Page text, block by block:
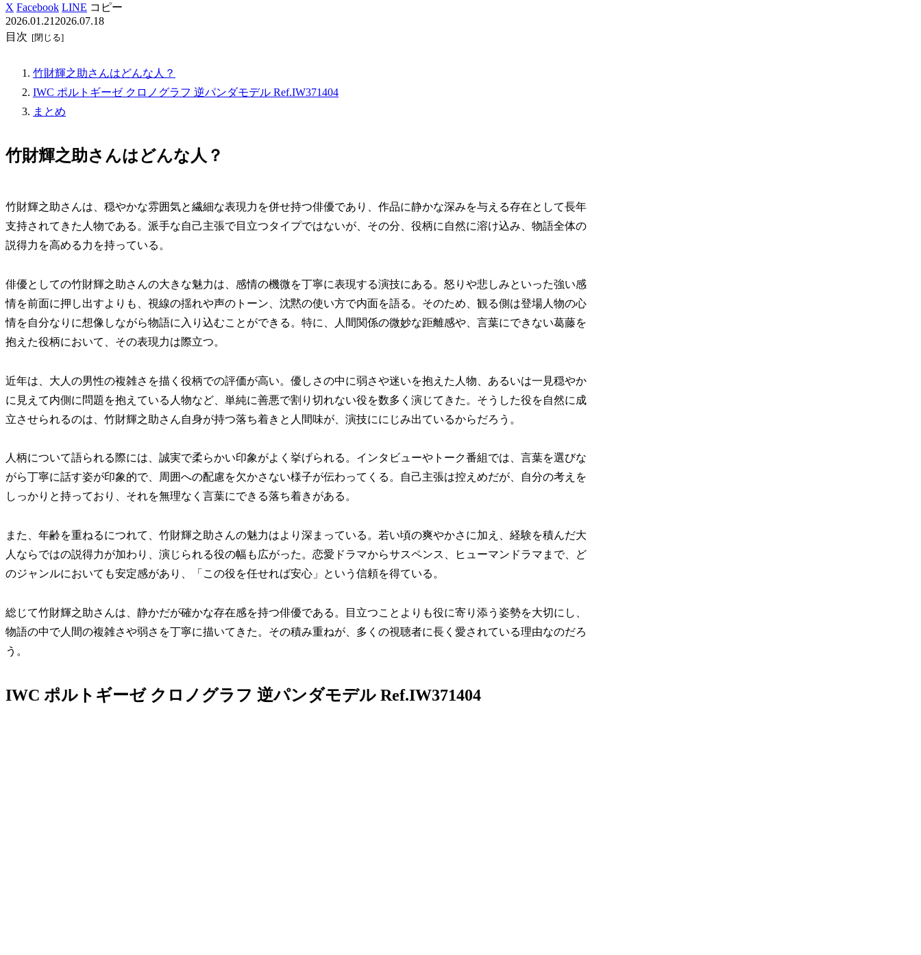
X Facebook LINE コピー
2026.01.21 2026.07.18
目次
竹財輝之助さんはどんな人？
IWC ポルトギーゼ クロノグラフ 逆パンダモデル Ref.IW371404
まとめ
竹財輝之助さんはどんな人？
竹財輝之助さんは、穏やかな雰囲気と繊細な表現力を併せ持つ俳優であり、作品に静かな深みを与える存在として長年
支持されてきた人物である。派手な自己主張で目立つタイプではないが、その分、役柄に自然に溶け込み、物語全体の
説得力を高める力を持っている。
俳優としての竹財輝之助さんの大きな魅力は、感情の機微を丁寧に表現する演技にある。怒りや悲しみといった強い感
情を前面に押し出すよりも、視線の揺れや声のトーン、沈黙の使い方で内面を語る。そのため、観る側は登場人物の心
情を自分なりに想像しながら物語に入り込むことができる。特に、人間関係の微妙な距離感や、言葉にできない葛藤を
抱えた役柄において、その表現力は際立つ。
近年は、大人の男性の複雑さを描く役柄での評価が高い。優しさの中に弱さや迷いを抱えた人物、あるいは一見穏やか
に見えて内側に問題を抱えている人物など、単純に善悪で割り切れない役を数多く演じてきた。そうした役を自然に成
立させられるのは、竹財輝之助さん自身が持つ落ち着きと人間味が、演技ににじみ出ているからだろう。
人柄について語られる際には、誠実で柔らかい印象がよく挙げられる。インタビューやトーク番組では、言葉を選びな
がら丁寧に話す姿が印象的で、周囲への配慮を欠かさない様子が伝わってくる。自己主張は控えめだが、自分の考えを
しっかりと持っており、それを無理なく言葉にできる落ち着きがある。
また、年齢を重ねるにつれて、竹財輝之助さんの魅力はより深まっている。若い頃の爽やかさに加え、経験を積んだ大
人ならではの説得力が加わり、演じられる役の幅も広がった。恋愛ドラマからサスペンス、ヒューマンドラマまで、ど
のジャンルにおいても安定感があり、「この役を任せれば安心」という信頼を得ている。
総じて竹財輝之助さんは、静かだが確かな存在感を持つ俳優である。目立つことよりも役に寄り添う姿勢を大切にし、
物語の中で人間の複雑さや弱さを丁寧に描いてきた。その積み重ねが、多くの視聴者に長く愛されている理由なのだろ
う。
IWC ポルトギーゼ クロノグラフ 逆パンダモデル Ref.IW371404